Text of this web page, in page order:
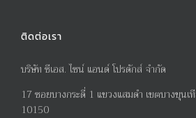
ติดต่อเรา
บริษัท ซีเอส. ไซน์ แอนด์ โปรดักส์ จำกัด
17ซอยบางกระดี่ 1 แขวงแสมดำ เขตบางขุน
10150